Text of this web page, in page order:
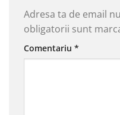
Adresa ta de email
obligatorii sunt
Comentariu *